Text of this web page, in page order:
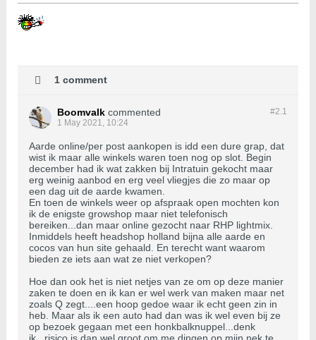
1 comment
#2.1
Boomvalk commented
1 May 2021, 10:24
Aarde online/per post aankopen is idd een dure grap, dat
wist ik maar alle winkels waren toen nog op slot. Begin
december had ik wat zakken bij Intratuin gekocht maar
erg weinig aanbod en erg veel vliegjes die zo maar op
een dag uit de aarde kwamen.
En toen de winkels weer op afspraak open mochten kon
ik de enigste growshop maar niet telefonisch
bereiken...dan maar online gezocht naar RHP lightmix.
Inmiddels heeft headshop holland bijna alle aarde en
cocos van hun site gehaald. En terecht want waarom
bieden ze iets aan wat ze niet verkopen?
Hoe dan ook het is niet netjes van ze om op deze manier
zaken te doen en ik kan er wel werk van maken maar net
zoals Q zegt....een hoop gedoe waar ik echt geen zin in
heb. Maar als ik een auto had dan was ik wel even bij ze
op bezoek gegaan met een honkbalknuppel...denk